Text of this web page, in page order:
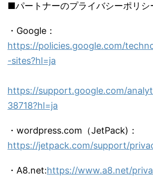
■パートナーのプライバシーポリシ
・Google：
https://policies.google.com/
-sites?hl=ja
https://support.google.com/
38718?hl=ja
・wordpress.com（JetPack)：
https://jetpack.com/support/
・A8.net:https://www.a8.net/